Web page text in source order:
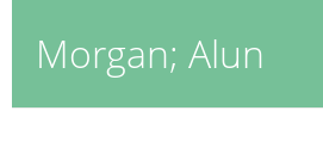
Morgan; Alun